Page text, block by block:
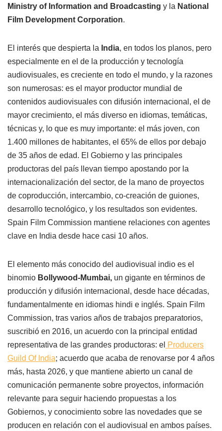
Ministry of Information and Broadcasting y la National
Film Development Corporation.
El interés que despierta la India, en todos los planos, pero
especialmente en el de la producción y tecnología
audiovisuales, es creciente en todo el mundo, y la razones
son numerosas: es el mayor productor mundial de
contenidos audiovisuales con difusión internacional, el de
mayor crecimiento, el más diverso en idiomas, temáticas,
técnicas y, lo que es muy importante: el más joven, con
1.400 millones de habitantes, el 65% de ellos por debajo
de 35 años de edad. El Gobierno y las principales
productoras del país llevan tiempo apostando por la
internacionalización del sector, de la mano de proyectos
de coproducción, intercambio, co-creación de guiones,
desarrollo tecnológico, y los resultados son evidentes.
Spain Film Commission mantiene relaciones con agentes
clave en India desde hace casi 10 años.
El elemento más conocido del audiovisual indio es el
binomio Bollywood-Mumbai, un gigante en términos de
producción y difusión internacional, desde hace décadas,
fundamentalmente en idiomas hindi e inglés. Spain Film
Commission, tras varios años de trabajos preparatorios,
suscribió en 2016, un acuerdo con la principal entidad
representativa de las grandes productoras: el Producers
Guild Of India; acuerdo que acaba de renovarse por 4 años
más, hasta 2026, y que mantiene abierto un canal de
comunicación permanente sobre proyectos, información
relevante para seguir haciendo propuestas a los
Gobiernos, y conocimiento sobre las novedades que se
producen en relación con el audiovisual en ambos países.